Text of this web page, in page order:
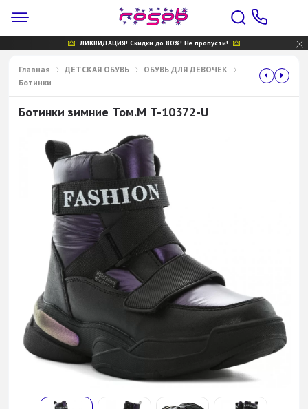
ЛИКВИДАЦИЯ! Скидки до 80%! Не пропусти!
Главная ДЕТСКАЯ ОБУВЬ
ОБУВЬ ДЛЯ ДЕВОЧЕК
Ботинки
Ботинки зимние Том.М T-10372-U